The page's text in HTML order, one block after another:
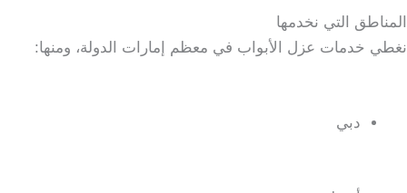
المناطق التي نخدمها
نغطي خدمات عزل الأبواب في معظم إمارات الدولة، ومنها:
دبي